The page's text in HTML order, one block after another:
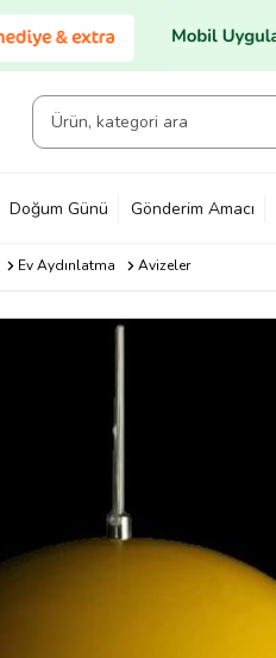
Doğum Günü Gönderim Amacı
Ev Aydınlatma Avizeler